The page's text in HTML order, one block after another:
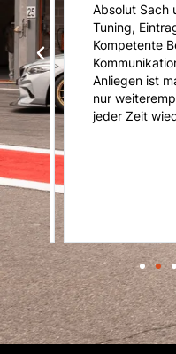
Absolut Sach
Tuning,
Kompetente
Anliegen ist
nur
jeder Zeit